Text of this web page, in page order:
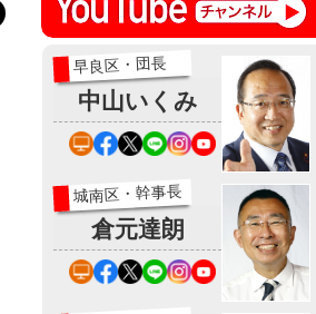
早良区・団長
中山いくみ
城南区・幹事長
倉元達朗